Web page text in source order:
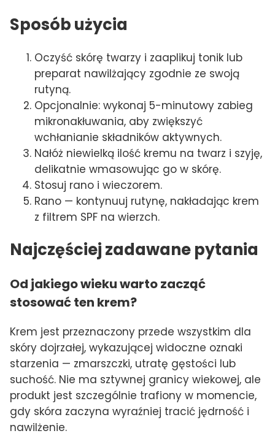
Sposób użycia
Oczyść skórę twarzy i zaaplikuj tonik lub
preparat nawilżający zgodnie ze swoją
rutyną.
Opcjonalnie: wykonaj 5-minutowy zabieg
mikronakłuwania, aby zwiększyć
wchłanianie składników aktywnych.
Nałóż niewielką ilość kremu na twarz i szyję,
delikatnie wmasowując go w skórę.
Stosuj rano i wieczorem.
Rano — kontynuuj rutynę, nakładając krem
z filtrem SPF na wierzch.
Najczęściej zadawane pytania
Od jakiego wieku warto zacząć
stosować ten krem?
Krem jest przeznaczony przede wszystkim dla
skóry dojrzałej, wykazującej widoczne oznaki
starzenia — zmarszczki, utratę gęstości lub
suchość. Nie ma sztywnej granicy wiekowej, ale
produkt jest szczególnie trafiony w momencie,
gdy skóra zaczyna wyraźniej tracić jędrność i
nawilżenie.